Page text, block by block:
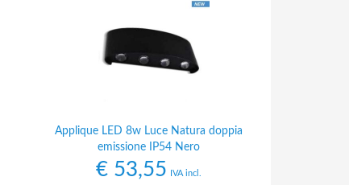
Applique LED 8w Luce Natura doppia
emissione IP54 Nero
€ 53,55 IVA incl.